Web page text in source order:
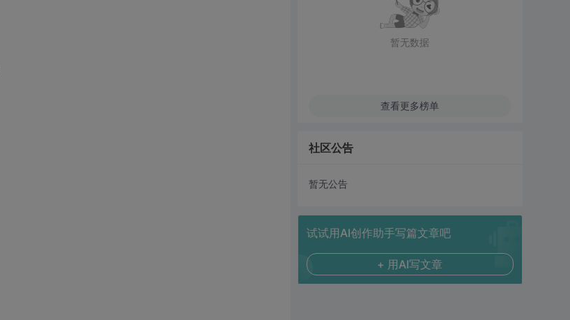
暂无数据
查看更多榜单
社区公告
暂无公告
试试用AI创作助手写篇文章吧
+ 用AI写文章